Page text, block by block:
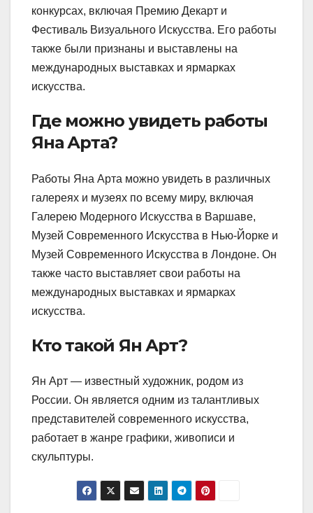
конкурсах, включая Премию Декарт и
Фестиваль Визуального Искусства. Его работы
также были признаны и выставлены на
международных выставках и ярмарках
искусства.
Где можно увидеть работы
Яна Арта?
Работы Яна Арта можно увидеть в различных
галереях и музеях по всему миру, включая
Галерею Модерного Искусства в Варшаве,
Музей Современного Искусства в Нью-Йорке и
Музей Современного Искусства в Лондоне. Он
также часто выставляет свои работы на
международных выставках и ярмарках
искусства.
Кто такой Ян Арт?
Ян Арт — известный художник, родом из
России. Он является одним из талантливых
представителей современного искусства,
работает в жанре графики, живописи и
скульптуры.